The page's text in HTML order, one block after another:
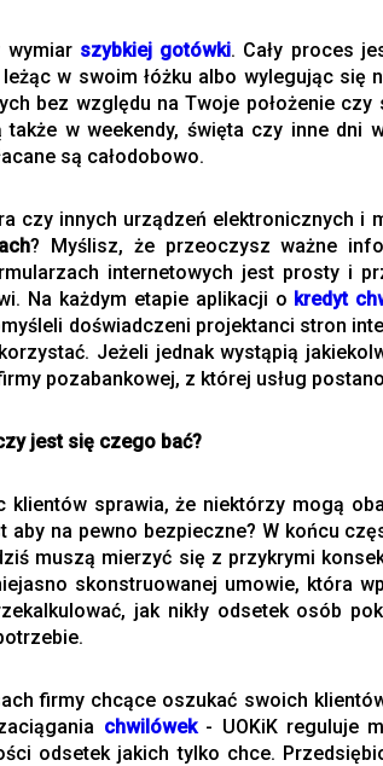
wymiar szybkiej gotówki. Cały proces
w swoim łóżku albo wylegując
bez względu na Twoje położenie
w weekendy, święta czy inne dni
są całodobowo.
czy innych urządzeń elektronicznych
? Myślisz, że przeoczysz ważne
internetowych jest prosty i
Na każdym etapie aplikacji o kredyt
doświadczeni projektanci stron
Jeżeli jednak wystąpią
pozabankowej, z której usług
jest się czego bać?
klientów sprawia, że niektórzy mogą
na pewno bezpieczne? W końcu
muszą mierzyć się z przykrymi
skonstruowanej umowie, która
jak nikły odsetek osób
firmy chcące oszukać swoich
chwilówek- UOKiK reguluje
odsetek jakich tylko chce.